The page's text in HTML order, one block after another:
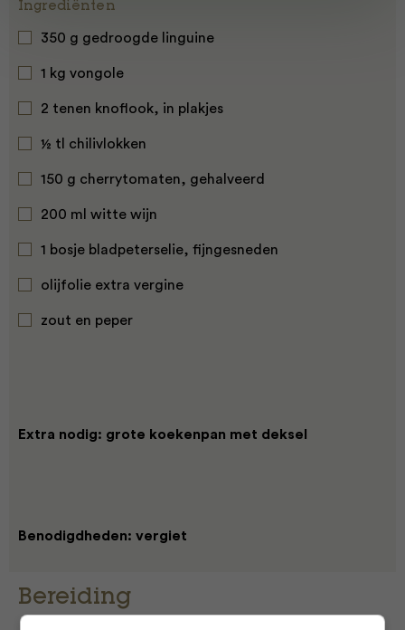
Ingrediënten
350 g gedroogde linguine
1 kg vongole
2 tenen knoflook, in plakjes
½ tl chilivlokken
150 g cherrytomaten, gehalveerd
200 ml witte wijn
1 bosje bladpeterselie, fijngesneden
olijfolie extra vergine
zout en peper
Extra nodig: grote koekenpan met deksel
Benodigdheden: vergiet
Bereiding